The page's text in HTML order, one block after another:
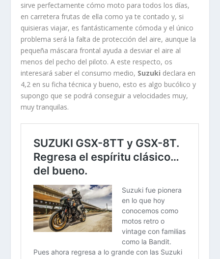
sirve perfectamente cómo moto para todos los días,
en carretera frutas de ella como ya te contado y, si
quisieras viajar, es fantásticamente cómoda y el único
problema será la falta de protección del aire, aunque la
pequeña máscara frontal ayuda a desviar el aire al
menos del pecho del piloto. A este respecto, os
interesará saber el consumo medio, Suzuki declara en
4,2 en su ficha técnica y bueno, esto es algo bucólico y
supongo que se podrá conseguir a velocidades muy,
muy tranquilas.